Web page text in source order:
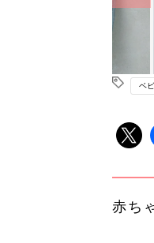
ベ
赤ち